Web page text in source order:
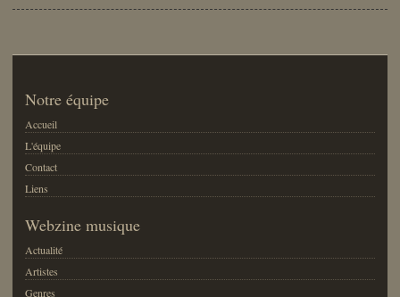
Notre équipe
Accueil
L'équipe
Contact
Liens
Webzine musique
Actualité
Artistes
Genres